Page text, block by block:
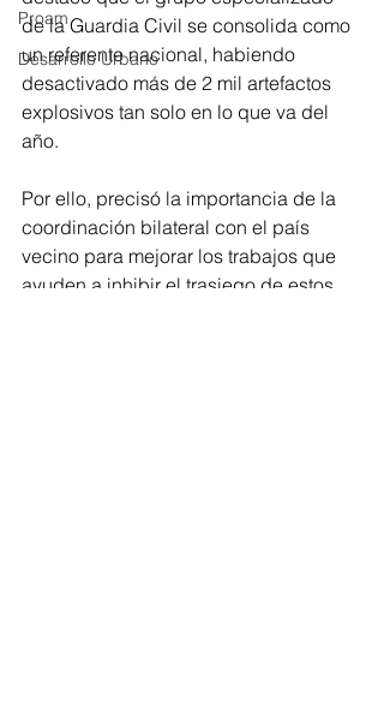
Proam
Desarrollo Urbano
de la Guardia Civil se consolida como
un referente nacional, habiendo
desactivado más de 2 mil artefactos
explosivos tan solo en lo que va del
año.
Por ello, precisó la importancia de la
coordinación bilateral con el país
vecino para mejorar los trabajos que
ayuden a inhibir el trasiego de estos